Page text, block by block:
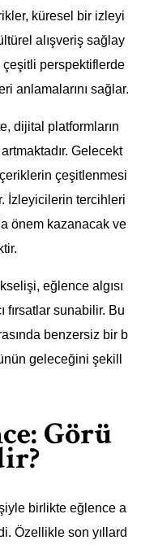
küresel bir izleyi
alışveriş sağlay
perspektiflerde
anlamalarını sağlar.
dijital platformların
Gelecekt
çeşitlenmesi
İzleyicilerin tercihleri
önem kazanacak ve
eğlence algısı
fırsatlar sunabilir. Bu
benzersiz bir b
geleceğini şekill
Görü
birlikte eğlence a
Özellikle son yıllard